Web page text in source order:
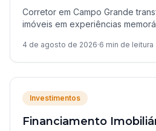
Corretor em Campo Grande
imóveis em experiências
diferencial competitivo real.
4 de agosto de 2026·6 min de leitura
Investimentos
Financiamento